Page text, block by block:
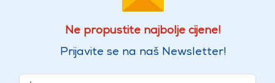
Ne propustite najbolje cijene!
Prijavite se na naš Newsletter!